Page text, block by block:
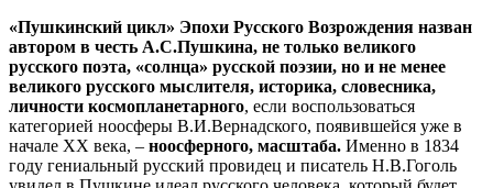
«Пушкинский цикл» Эпохи Русского Возрождения назван
автором в честь А.С.Пушкина, не только великого
русского поэта, «солнца» русской поэзии, но и не менее
великого русского мыслителя, историка, словесника,
личности космопланетарного, если воспользоваться
категорией ноосферы В.И.Вернадского, появившейся уже в
начале ХХ века, – ноосферного, масштаба. Именно в 1834
году гениальный русский провидец и писатель Н.В.Гоголь